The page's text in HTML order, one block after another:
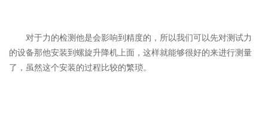
对于力的检测他是会影响到精度的，所以我们可以先对测试力
的设备那他安装到螺旋升降机上面，这样就能够很好的来进行测量
了，虽然这个安装的过程比较的繁琐。